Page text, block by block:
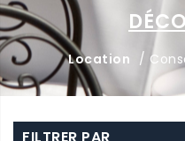
Location /